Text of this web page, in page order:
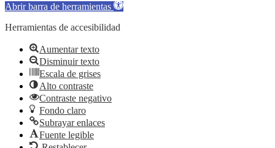
Abrir barra de herramientas
Herramientas de accesibilidad
Aumentar texto
Disminuir texto
Escala de grises
Alto contraste
Contraste negativo
Fondo claro
Subrayar enlaces
Fuente legible